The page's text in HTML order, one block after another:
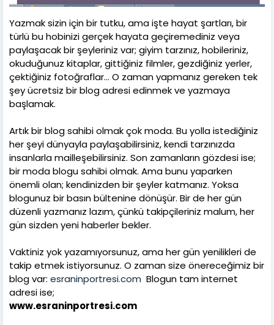
Yazmak sizin için bir tutku, ama işte hayat şartları, bir
türlü bu hobinizi gerçek hayata geçiremediniz veya
paylaşacak bir şeyleriniz var; giyim tarzınız, hobileriniz,
okuduğunuz kitaplar, gittiğiniz filmler, gezdiğiniz yerler,
çektiğiniz fotoğraflar… O zaman yapmanız gereken tek
şey ücretsiz bir blog adresi edinmek ve yazmaya
başlamak.
Artık bir blog sahibi olmak çok moda. Bu yolla istediğiniz
her şeyi dünyayla paylaşabilirsiniz, kendi tarzınızda
insanlarla mailleşebilirsiniz. Son zamanların gözdesi ise;
bir moda blogu sahibi olmak. Ama bunu yaparken
önemli olan; kendinizden bir şeyler katmanız. Yoksa
blogunuz bir basın bültenine dönüşür. Bir de her gün
düzenli yazmanız lazım, çünkü takipçileriniz malum, her
gün sizden yeni haberler bekler.
Vaktiniz yok yazamıyorsunuz, ama her gün yenilikleri de
takip etmek istiyorsunuz. O zaman size önereceğimiz bir
blog var: esraninportresi.com Blogun tam internet
adresi ise;
www.esraninportresi.com